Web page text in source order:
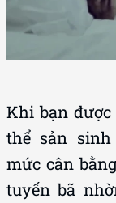
Khi bạn
thể sản sinh
mức cân
tuyến bã